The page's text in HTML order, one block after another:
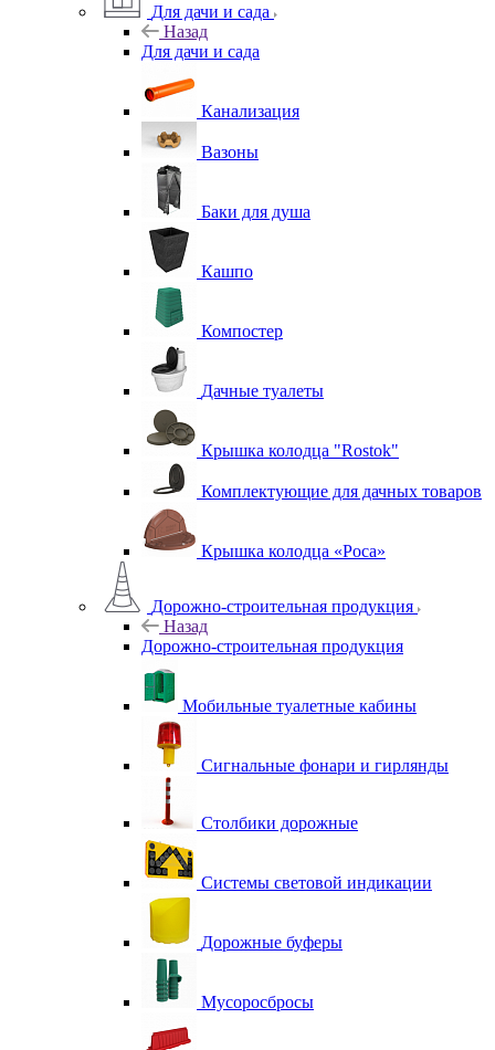
Для дачи и сада
Назад
Для дачи и сада
Канализация
Вазоны
Баки для душа
Кашпо
Компостер
Дачные туалеты
Крышка колодца "Rostok"
Комплектующие для дачных товаров
Крышка колодца «Роса»
Дорожно-строительная продукция
Назад
Дорожно-строительная продукция
Мобильные туалетные кабины
Сигнальные фонари и гирлянды
Столбики дорожные
Системы световой индикации
Дорожные буферы
Мусоросбросы